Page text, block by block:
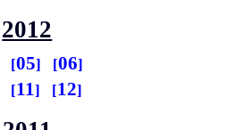
2012
05
06
11 12